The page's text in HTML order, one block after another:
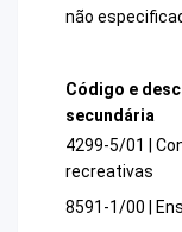
não
Código e
secundária
4299-5/01 |
recreativas
8591-1/00 |